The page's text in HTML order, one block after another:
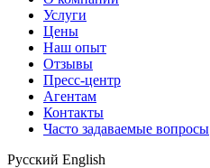
Услуги
Цены
Наш опыт
Отзывы
Пресс-центр
Агентам
Контакты
Часто задаваемые вопросы
Русский English